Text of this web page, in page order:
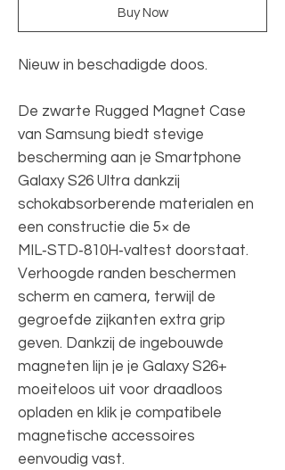
Buy Now
Nieuw in beschadigde doos.
De zwarte Rugged Magnet Case
van Samsung biedt stevige
bescherming aan je Smartphone
Galaxy S26 Ultra dankzij
schokabsorberende materialen en
een constructie die 5× de
MIL‑STD‑810H‑valtest doorstaat.
Verhoogde randen beschermen
scherm en camera, terwijl de
gegroefde zijkanten extra grip
geven. Dankzij de ingebouwde
magneten lijn je je Galaxy S26+
moeiteloos uit voor draadloos
opladen en klik je compatibele
magnetische accessoires
eenvoudig vast.